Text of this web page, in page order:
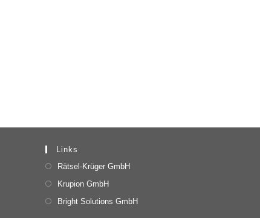
Links
Rätsel-Krüger GmbH
Krupion GmbH
Bright Solutions GmbH